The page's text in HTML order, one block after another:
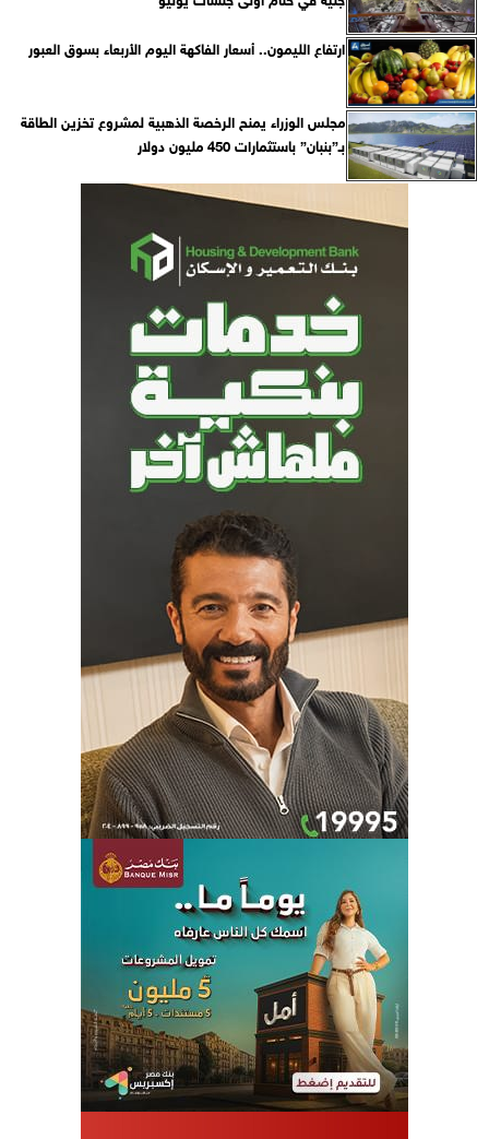
ارتفاع الليمون.. أسعار الفاكهة اليوم الأربعاء بسوق العبور
مجلس الوزراء يمنح الرخصة الذهبية لمشروع تخزين الطاقة
بـ”بنبان” باستثمارات 450 مليون دولار